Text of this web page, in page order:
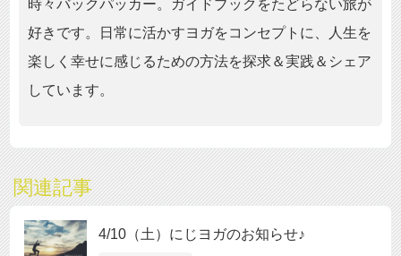
時々バックパッカー。ガイドブックをたどらない旅が
好きです。日常に活かすヨガをコンセプトに、人生を
楽しく幸せに感じるための方法を探求＆実践＆シェア
しています。
関連記事
4/10（土）にじヨガのお知らせ♪